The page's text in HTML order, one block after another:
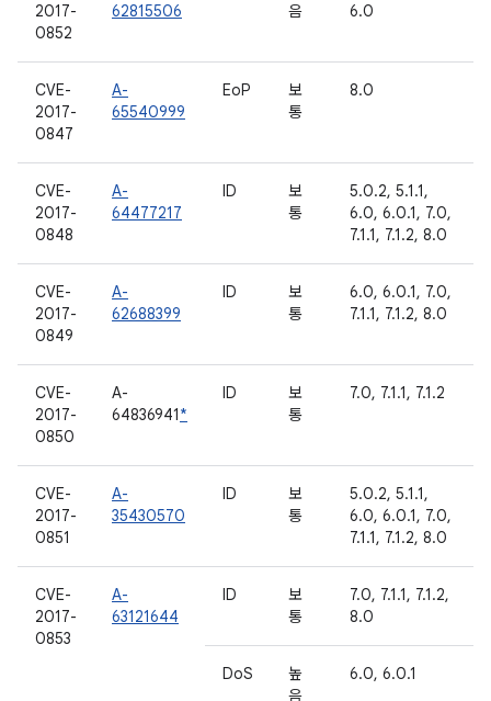
2017-
0852
62815506
음
6.0
CVE-
2017-
0847
A-
65540999
EoP
보
통
8.0
CVE-
2017-
0848
A-
64477217
ID
보
통
5.0.2, 5.1.1,
6.0, 6.0.1, 7.0,
7.1.1, 7.1.2, 8.0
CVE-
2017-
0849
A-
62688399
ID
보
통
6.0, 6.0.1, 7.0,
7.1.1, 7.1.2, 8.0
CVE-
2017-
0850
A-
64836941*
ID
보
통
7.0, 7.1.1, 7.1.2
CVE-
2017-
0851
A-
35430570
ID
보
통
5.0.2, 5.1.1,
6.0, 6.0.1, 7.0,
7.1.1, 7.1.2, 8.0
CVE-
2017-
0853
A-
63121644
ID
보
통
7.0, 7.1.1, 7.1.2,
8.0
DoS
높
음
6.0, 6.0.1